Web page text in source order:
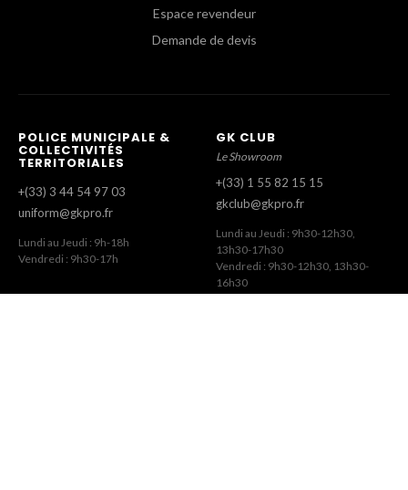
Espace revendeur
Demande de devis
POLICE MUNICIPALE &
COLLECTIVITÉS
TERRITORIALES
+(33) 3 44 54 97 03
uniform@gkpro.fr
Lundi au Jeudi : 9h-18h
Vendredi : 9h30-17h
GK CLUB
Le Showroom
+(33) 1 55 82 15 15
gkclub@gkpro.fr
Lundi au Jeudi : 9h30-12h30,
13h30-17h30
Vendredi : 9h30-12h30, 13h30-
16h30